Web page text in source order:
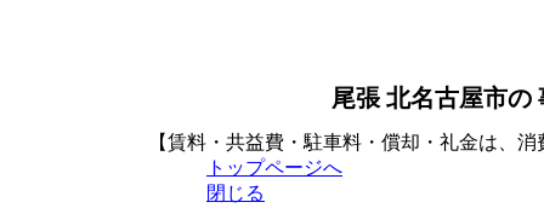
尾張 北名古屋市の
【賃料・共益費・駐車料・償却・礼金は、
トップページへ
閉じる